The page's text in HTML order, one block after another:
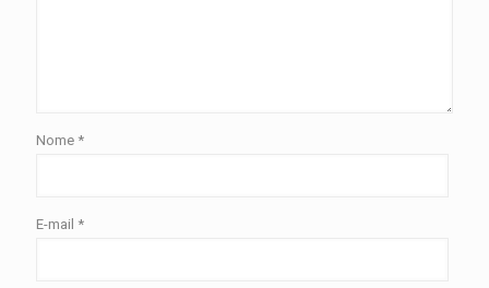
Nome *
E-mail *